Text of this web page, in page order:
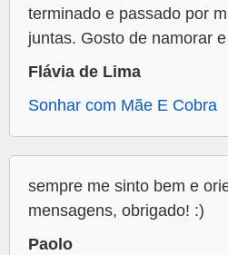
terminado e passado por
juntas. Gosto de namorar
Flávia de Lima
Sonhar com Mãe E Cobra
sempre me sinto bem e
mensagens, obrigado! :)
Paolo